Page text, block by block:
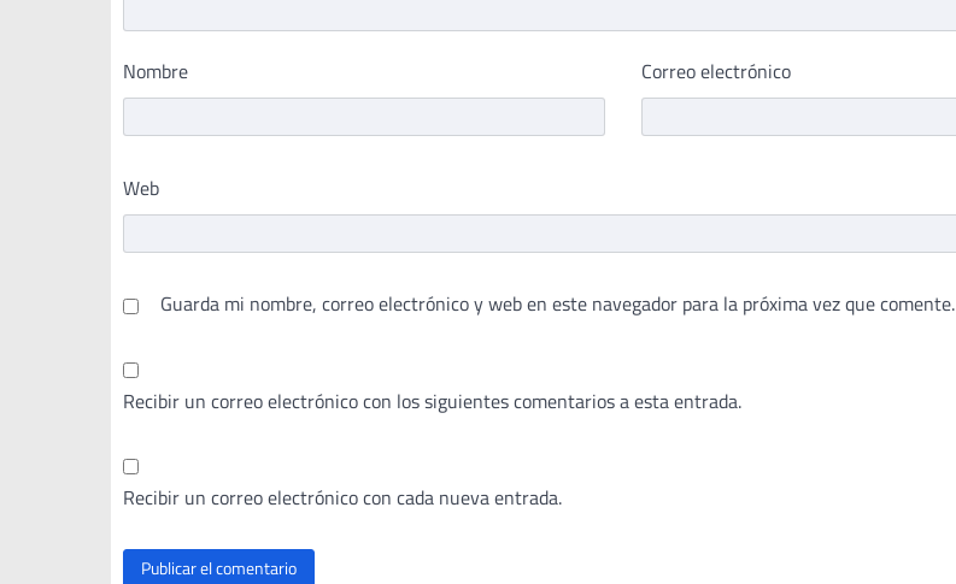
Nombre Correo electrónico
Web
Guarda mi nombre, correo electrónico y web en este navegador para la próxima vez que comente.
Recibir un correo electrónico con los siguientes comentarios a esta entrada.
Recibir un correo electrónico con cada nueva entrada.